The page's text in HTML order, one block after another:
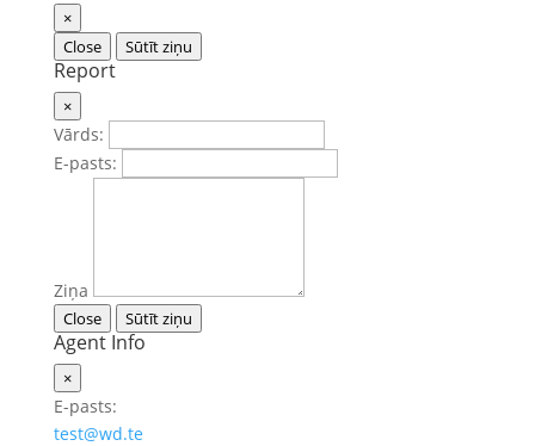
×
Close
Sūtīt ziņu
Report
×
Vārds:
E-pasts:
Ziņa
Close Sūtīt ziņu
Agent Info
×
E-pasts:
test@wd.te